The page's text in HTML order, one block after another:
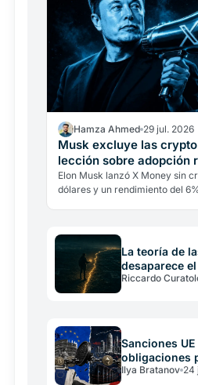
Hamza Ahmed 29 jul. 2026
Musk excluye las
lección sobre adopción
Elon Musk lanzó X Money sin
dólares y un rendimiento del
La teoría de
desaparece
Riccardo
Sanciones
obligaciones
operadores
Ilya Bratanov 24